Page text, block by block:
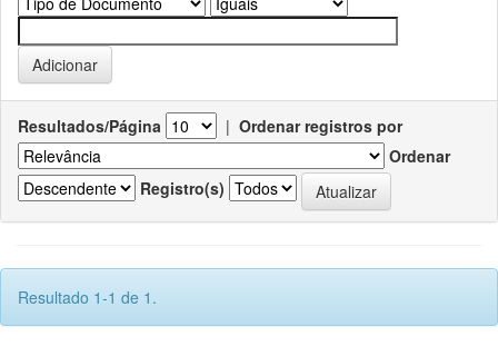
Resultados/Página | Ordenar registros por
Ordenar
Registro(s)
Resultado 1-1 de 1.